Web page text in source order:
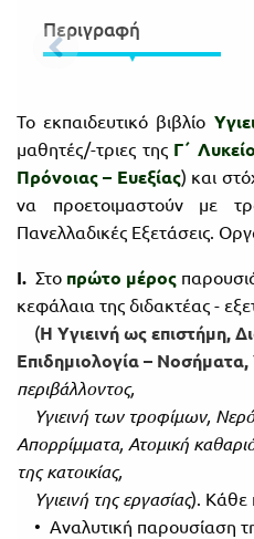
Πανελλήνιοι
Μαθητικοί
Παζλ και
Επιτραπέζια
Παιχνίδια
Ε.ΠΑΛ.
όλο
το
λύκειο
Περιγραφή
Το εκπαιδευτικό βιβλίο
μαθητές/-τριες της Γ΄
Πρόνοιας – Ευεξίας) και
να προετοιμαστούν με
Πανελλαδικές Εξετάσεις.
Ι. Στο πρώτο μέρος
κεφάλαια της διδακτέας -
(Η Υγιεινή ως επιστήμη,
Επιδημιολογία – Νοσή­ματα,
περιβάλλοντος,
Υγιεινή των τροφίμων,
Απορρίμματα, Ατομική
της κατοικίας,
Υγιεινή τηςεργασίας). Κάθε
• Αναλυτική παρουσίαση